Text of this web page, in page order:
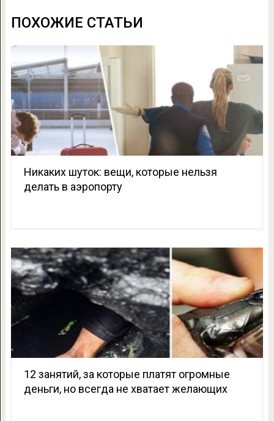
ПОХОЖИЕ СТАТЬИ
Никаких шуток: вещи, которые нельзя
делать в аэропорту
12 занятий, за которые платят огромные
деньги, но всегда не хватает желающих